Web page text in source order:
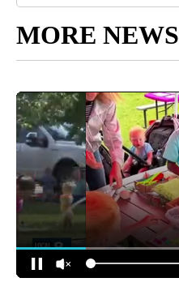
MORE NEWS